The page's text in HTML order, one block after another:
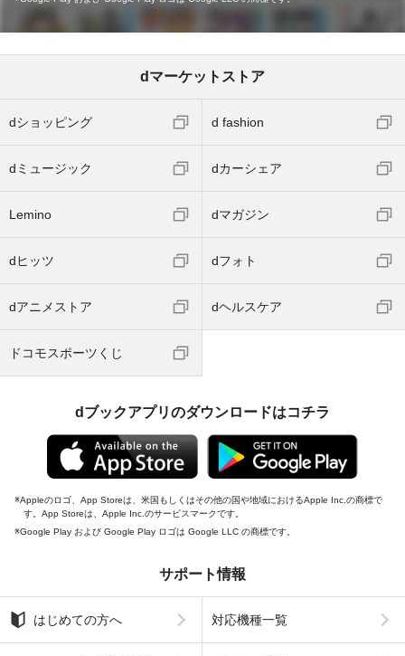
dマーケットストア
dショッピング d fashion
dミュージック dカーシェア
Lemino dマガジン
dヒッツ dフォト
dアニメストア dヘルスケア
ドコモスポーツくじ
dブックアプリのダウンロードはコチラ
Appleのロゴ、App Storeは、米国もしくはその他の国や地域におけるApple Inc.の商標で
す。App Storeは、Apple Inc.のサービスマークです。
Google Play および Google Play ロゴは Google LLC の商標です。
サポート情報
はじめての方へ 対応機種一覧